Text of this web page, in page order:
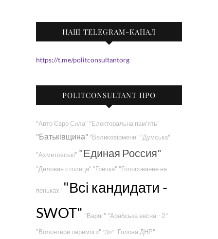
НАШ TELEGRAM-КАНАЛ
https://t.me/politconsultantorg
POLITCONSULTANT ПРО
"Авто Євро Сила" "Електоральна пам'ять"
"Батьківщина" "Великовірмени" "Думська"
"Ахметовські" "Единая Россия"
"Деловая столица" "Гречка" "Голосование на
пеньках" "Всі кандидати -
SWOT" "Варяг" "Арабська весна - 2"
"Волонтери перемоги" "Дія" "Голова ДНР"